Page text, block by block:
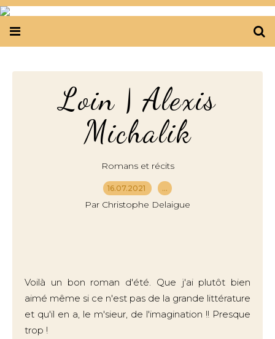
Loin | Alexis
Michalik
Romans et récits
16.07.2021 …
Par Christophe Delaigue
Voilà un bon roman d'été. Que j'ai plutôt bien
aimé même si ce n'est pas de la grande littérature
et qu'il en a, le m'sieur, de l'imagination !! Presque
trop !